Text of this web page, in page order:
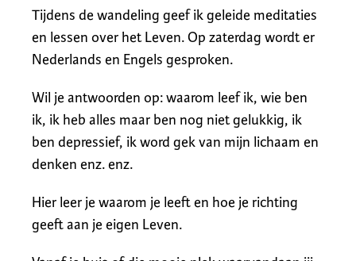
Tijdens de wandeling geef ik geleide meditaties
en lessen over het Leven. Op zaterdag wordt er
Nederlands en Engels gesproken.
Wil je antwoorden op: waarom leef ik, wie ben
ik, ik heb alles maar ben nog niet gelukkig, ik
ben depressief, ik word gek van mijn lichaam en
denken enz. enz.
Hier leer je waarom je leeft en hoe je richting
geeft aan je eigen Leven.